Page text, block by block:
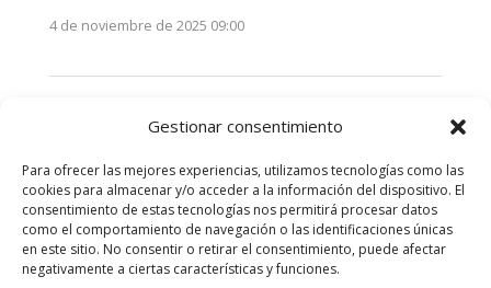
Gestionar consentimiento
Para ofrecer las mejores experiencias, utilizamos tecnologías como las
cookies para almacenar y/o acceder a la información del dispositivo. El
consentimiento de estas tecnologías nos permitirá procesar datos
como el comportamiento de navegación o las identificaciones únicas
en este sitio. No consentir o retirar el consentimiento, puede afectar
negativamente a ciertas características y funciones.
4 de noviembre de 2025 09:00
stakeholders en 2025: La clave de la
3 de noviembre de 2025 09:00
Comentarios recientes